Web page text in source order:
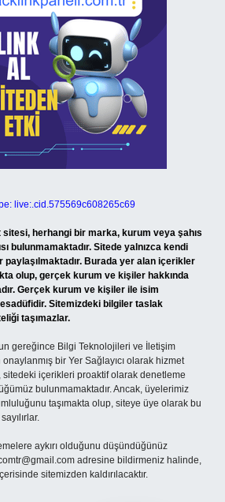
live:.cid.575569c608265c69
sitesi, herhangi bir marka, kurum veya şahıs
bulunmamaktadır. Sitede yalnızca kendi
paylaşılmaktadır. Burada yer alan içerikler
olup, gerçek kurum ve kişiler hakkında
Gerçek kurum ve kişiler ile isim
Sitemizdeki bilgiler taslak
taşımazlar.
gereğince Bilgi Teknolojileri ve İletişim
bir Yer Sağlayıcı olarak hizmet
içerikleri proaktif olarak denetleme
bulunmamaktadır. Ancak, üyelerimiz
taşımakta olup, siteye üye olarak bu
aykırı olduğunu düşündüğünüz
adresine bildirmeniz halinde,
sitemizden kaldırılacaktır.